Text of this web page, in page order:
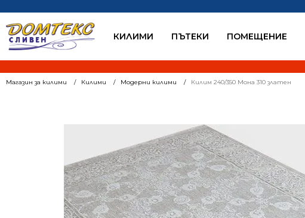
КИЛИМИ ПЪТЕКИ ПОМЕЩЕНИЕ
Магазин за килими Килими Модерни килими Килим 240/350 Мона 310 златен